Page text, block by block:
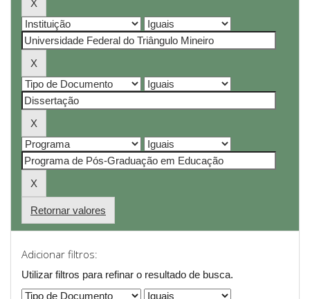
Retornar valores
Adicionar filtros:
Utilizar filtros para refinar o resultado de busca.